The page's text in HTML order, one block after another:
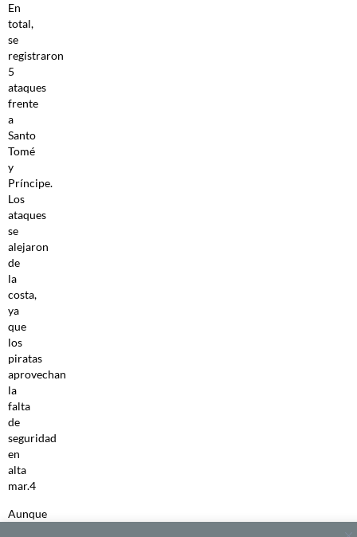
En
total,
se
registraron
5
ataques
frente
a
Santo
Tomé
y
Príncipe.
Los
ataques
se
alejaron
de
la
costa,
ya
que
los
piratas
aprovechan
la
falta
de
seguridad
en
alta
mar.4
Aunque